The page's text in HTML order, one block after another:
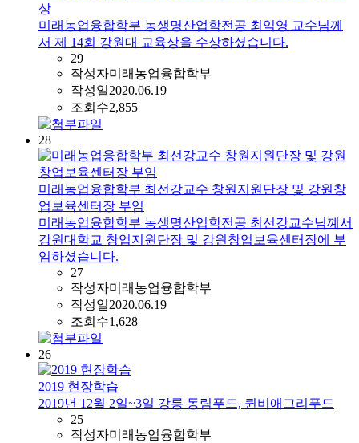
상
미래농업융합학부 농생명산업학전공 최익영 교수님께
서 제 14회 강원대 교육상을 수상하셨습니다.
29
작성자미래농업융합학부
작성일2020.06.19
조회수2,855
28
미래농업융합학부 최선강교수 창원지원단장 및 강원창
업보육센터장 부임
미래농업융합학부 농생명산업학전공 최선강교수님꼐서
강원대학교 창업지원단장 및 강원창업보육센터장에 부
임하셨습니다.
27
작성자미래농업융합학부
작성일2020.06.19
조회수1,628
26
2019 현장학습
2019년 12월 2일~3일 강릉 동림푸드, 퀸비애그리푸드
25
작성자미래농업융합학부